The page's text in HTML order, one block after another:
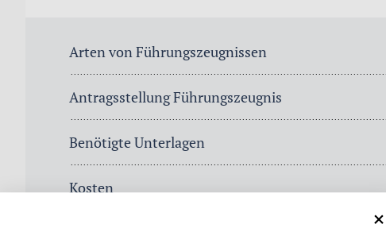
Arten von Führungszeugnissen
Antragsstellung Führungszeugnis
Benötigte Unterlagen
Kosten